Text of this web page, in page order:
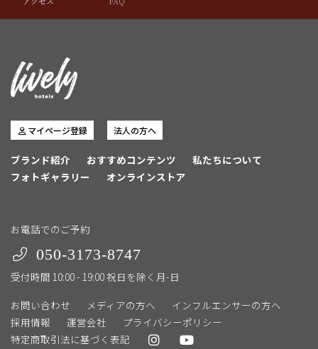
マイページ登録 法人の方へ
ブランド紹介 おすすめコンテンツ
私たちについて
フォトギャラリー
オンラインストア
お電話でのご予約
050-3173-8747
受付時間 10:00 - 19:00 祝日を除く月-日
お問い合わせ
メディアの方へ
インフルエンサーの方へ
採用情報
運営会社
プライバシーポリシー
特定商取引法に基づく表記